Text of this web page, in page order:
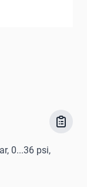
0...36 psi,